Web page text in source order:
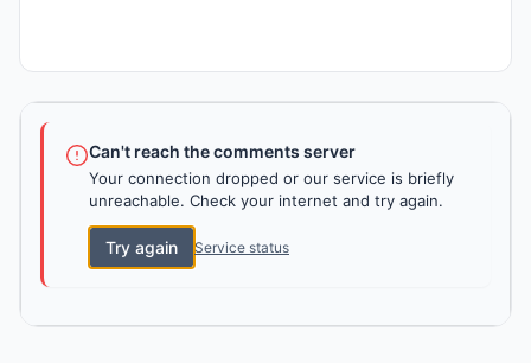
Can't reach the comments server
Your connection dropped or our service is briefly
unreachable. Check your internet and try again.
Try again Service status